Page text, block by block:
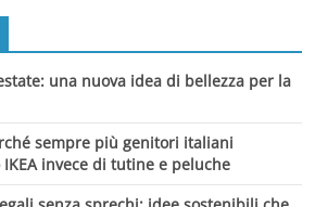
una nuova idea di bellezza per la
sempre più genitori italiani
invece di tutine e peluche